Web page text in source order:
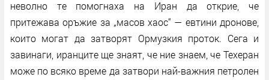
неволно те помогнаха на Иран да открие, че
притежава оръжие за „масов хаос“ — евтини дронове,
които могат да затворят Ормузкия проток. Сега и
завинаги, иранците ще знаят, че ние знаем, че Техеран
може по всяко време да затвори най-важния петролен